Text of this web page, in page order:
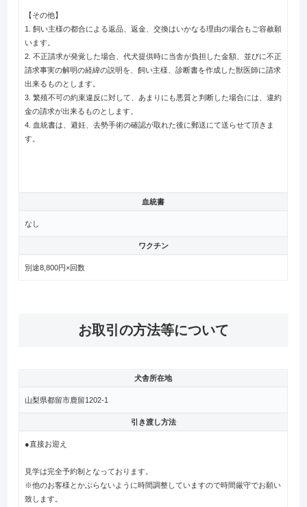
【その他】
1. 飼い主様の都合による返品、返金、交換はいかなる理由の場合もご容赦願
います。
2. 不正請求が発覚した場合、代犬提供時に当舎が負担した金額、並びに不正
請求事実の解明の経緯の説明を、飼い主様、診断書を作成した獣医師に請求
出来るものとします。
3. 繁殖不可の約束違反に対して、あまりにも悪質と判断した場合には、違約
金の請求が出来るものとします。
4. 血統書は、避妊、去勢手術の確認が取れた後に郵送にて送らせて頂きま
す。
血統書
なし
ワクチン
別途8,800円×回数
お取引の方法等について
犬舎所在地
山梨県都留市鹿留1202-1
引き渡し方法
●直接お迎え
見学は完全予約制となっております。
※他のお客様とかぶらないように時間調整していますので時間厳守でお願い
致します。